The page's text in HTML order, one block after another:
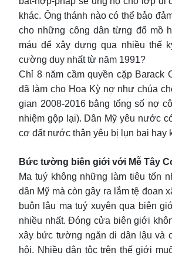
khác. Ông thánh nào có thể bảo
cho những công dân từng đổ mồ
máu để xây dựng qua nhiều thế
cường duy nhất từ năm 1991?
Chỉ 8 năm cầm quyền cặp Barack
đã làm cho Hoa Kỳ nợ như chúa
gian 2008-2016 bằng tổng số nợ
nhiệm gộp lại). Dân Mỹ yêu nước
cơ đất nước thân yêu bị lụn bại hay
Bức tường biên giới với Mễ Tây
Ma tuý không những làm tiêu tốn
dân Mỹ mà còn gây ra lắm tệ đoan
buôn lậu ma tuý xuyên qua biên
nhiều nhất. Đóng cửa biên giới
xây bức tường ngăn di dân lậu và
hội. Nhiều dân tộc trên thế giới